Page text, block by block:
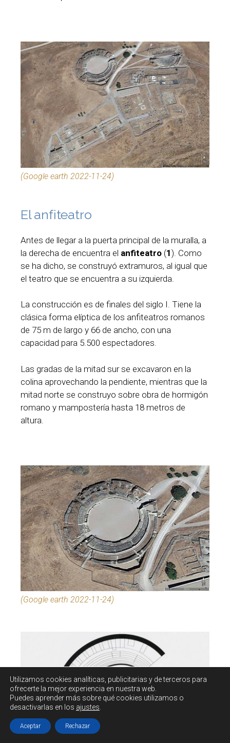
(Google earth 2022-11-24)
El anfiteatro
Antes de llegar a la puerta principal de la muralla, a
la derecha de encuentra el anfiteatro (1). Como
se ha dicho, se construyó extramuros, al igual que
el teatro que se encuentra a su izquierda.
La construcción es de finales del siglo I. Tiene la
clásica forma elíptica de los anfiteatros romanos
de 75 m de largo y 66 de ancho, con una
capacidad para 5.500 espectadores.
Las gradas de la mitad sur se excavaron en la
colina aprovechando la pendiente, mientras que la
mitad norte se construyo sobre obra de hormigón
romano y mampostería hasta 18 metros de
altura.
(Google earth 2022-11-24)
Utilizamos cookies analíticas, publicitarias y de terceros para
ofrecerte la mejor experiencia en nuestra web.
Puedes aprender más sobre qué cookies utilizamos o
desactivarlas en los ajustes
Aceptar Rechazar